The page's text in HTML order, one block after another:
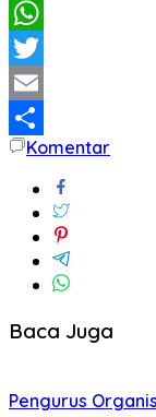
Facebook
WhatsApp
Twitter
Email
Share
Komentar
Baca Juga
Pengurus